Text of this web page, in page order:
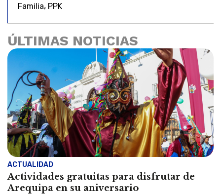
Familia, PPK
ÚLTIMAS NOTICIAS
ACTUALIDAD
Actividades gratuitas para disfrutar de
Arequipa en su aniversario